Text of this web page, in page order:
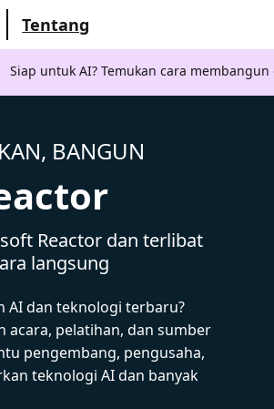
Tentang
Siap untuk AI? Temukan cara
BANGUN
Reactor dan terlibat
langsung
AI dan teknologi terbaru?
acara, pelatihan, dan sumber
pengembang, pengusaha,
teknologi AI dan banyak